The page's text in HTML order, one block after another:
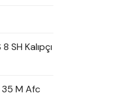
SH Kalıpçı
M Afc